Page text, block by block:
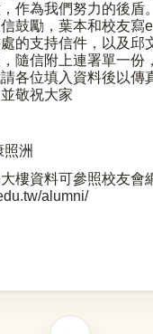
作為我們努力的後盾
鼓勵，葉本和校友寫
的支持信件，以及邱
隨信附上連署單一份
各位填入資料後以傳
敬祝大家
照洲
樓資料可參照校友會
alumni/